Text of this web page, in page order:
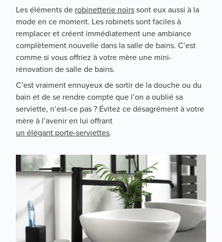
Les éléments de robinetterie noirssont eux aussi à la
mode en ce moment. Les robinets sont faciles à
remplacer et créent immédiatement une ambiance
complètement nouvelle dans la salle de bains. C’est
comme si vous offriez à votre mère une mini-
rénovation de salle de bains.
C’est vraiment ennuyeux de sortir de la douche ou du
bain et de se rendre compte que l’on a oublié sa
serviette, n’est-ce pas ? Évitez ce désagrément à votre
mère à l’avenir en lui offrant
un élégant porte-serviettes.